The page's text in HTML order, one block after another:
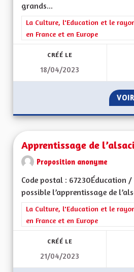
grands...
Filtrer les résultats de la
La Culture, l'Education et le
en France et en Europe
CRÉÉ LE
18/04/2023
Apprentissage de
Proposition anonyme
Code postal : 67230Éducation
possible l’apprentissage de
Filtrer les résultats de la
La Culture, l'Education et le
en France et en Europe
CRÉÉ LE
21/04/2023